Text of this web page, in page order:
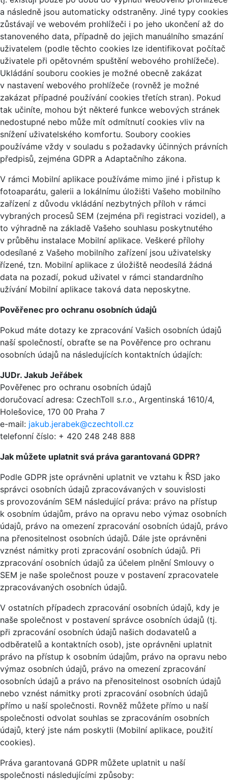
a následně jsou automaticky odstraněny. Jiné typy cookies
zůstávají ve webovém prohlížeči i po jeho ukončení až do
stanoveného data, případně do jejich manuálního smazání
uživatelem (podle těchto cookies lze identifikovat počítač
uživatele při opětovném spuštění webového prohlížeče).
Ukládání souboru cookies je možné obecně zakázat
v nastavení webového prohlížeče (rovněž je možné
zakázat případné používání cookies třetích stran). Pokud
tak učiníte, mohou být některé funkce webových stránek
nedostupné nebo může mít odmítnutí cookies vliv na
snížení uživatelského komfortu. Soubory cookies
používáme vždy v souladu s požadavky účinných právních
předpisů, zejména GDPR a Adaptačního zákona.
V rámci Mobilní aplikace používáme mimo jiné i přistup k
fotoaparátu, galerii a lokálnímu úložišti Vašeho mobilního
zařízení z důvodu vkládání nezbytných příloh v rámci
vybraných procesů SEM (zejména při registraci vozidel), a
to výhradně na základě Vašeho souhlasu poskytnutého
v průběhu instalace Mobilní aplikace. Veškeré přílohy
odesílané z Vašeho mobilního zařízení jsou uživatelsky
řízené, tzn. Mobilní aplikace z úložiště neodesílá žádná
data na pozadí, pokud uživatel v rámci standardního
užívání Mobilní aplikace taková data neposkytne.
Pověřenec pro ochranu osobních údajů
Pokud máte dotazy ke zpracování Vašich osobních údajů
naší společností, obraťte se na Pověřence pro ochranu
osobních údajů na následujících kontaktních údajích:
JUDr. Jakub Jeřábek
Pověřenec pro ochranu osobních údajů
doručovací adresa: CzechToll s.r.o., Argentinská 1610/4,
Holešovice, 170 00 Praha 7
e-mail: jakub.jerabek@czechtoll.cz
telefonní číslo: + 420 248 248 888
Jak můžete uplatnit svá práva garantovaná GDPR?
Podle GDPR jste oprávněni uplatnit ve vztahu k ŘSD jako
správci osobních údajů zpracovávaných v souvislosti
s provozováním SEM následující práva: právo na přístup
k osobním údajům, právo na opravu nebo výmaz osobních
údajů, právo na omezení zpracování osobních údajů, právo
na přenositelnost osobních údajů. Dále jste oprávněni
vznést námitky proti zpracování osobních údajů. Při
zpracování osobních údajů za účelem plnění Smlouvy o
SEM je naše společnost pouze v postavení zpracovatele
zpracovávaných osobních údajů.
V ostatních případech zpracování osobních údajů, kdy je
naše společnost v postavení správce osobních údajů (tj.
při zpracování osobních údajů našich dodavatelů a
odběratelů a kontaktních osob), jste oprávněni uplatnit
právo na přístup k osobním údajům, právo na opravu nebo
výmaz osobních údajů, právo na omezení zpracování
osobních údajů a právo na přenositelnost osobních údajů
nebo vznést námitky proti zpracování osobních údajů
přímo u naší společnosti. Rovněž můžete přímo u naší
společnosti odvolat souhlas se zpracováním osobních
údajů, který jste nám poskytli (Mobilní aplikace, použití
cookies).
Práva garantovaná GDPR můžete uplatnit u naší
společnosti následujícími způsoby: